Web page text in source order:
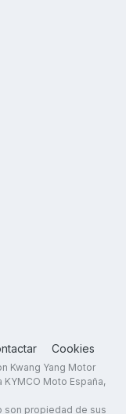
Cookies
Kwang Yang Motor
KYMCO Moto España,
son propiedad de sus